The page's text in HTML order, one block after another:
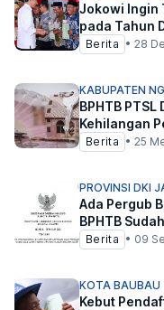
Jokowi Ingin
pada Tahun
Berita • 28
KABUPATEN
BPHTB
Kehilangan
Berita • 25
PROVINSI DKI
Ada Pergub
BPHTB
Berita • 09
KOTA BAUBAU
Kebut